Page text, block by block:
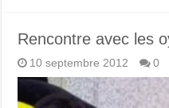
Rencontre avec les
10 septembre 2012 0